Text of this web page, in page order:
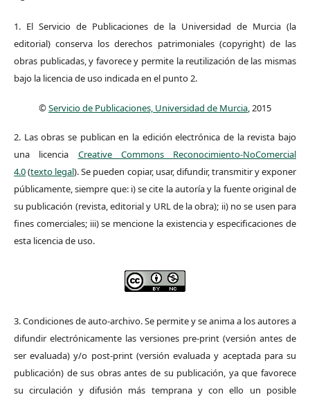
1. El Servicio de Publicaciones de la Universidad de Murcia (la
editorial) conserva los derechos patrimoniales (copyright) de las
obras publicadas, y favorece y permite la reutilización de las mismas
bajo la licencia de uso indicada en el punto 2.
©Servicio de Publicaciones, Universidad de Murcia, 2015
2. Las obras se publican en la edición electrónica de la revista bajo
una licencia Creative Commons Reconocimiento-NoComercial
4.0(texto legal). Se pueden copiar, usar, difundir, transmitir y exponer
públicamente, siempre que: i) se cite la autoría y la fuente original de
su publicación (revista, editorial y URL de la obra); ii) no se usen para
fines comerciales; iii) se mencione la existencia y especificaciones de
esta licencia de uso.
3. Condiciones de auto-archivo. Se permite y se anima a los autores a
difundir electrónicamente las versiones pre-print (versión antes de
ser evaluada) y/o post-print (versión evaluada y aceptada para su
publicación) de sus obras antes de su publicación, ya que favorece
su circulación y difusión más temprana y con ello un posible